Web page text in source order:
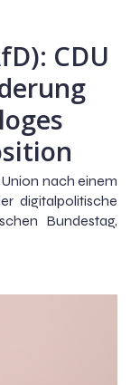
CDU
nach einem
digitalpolitische
Bundestag,